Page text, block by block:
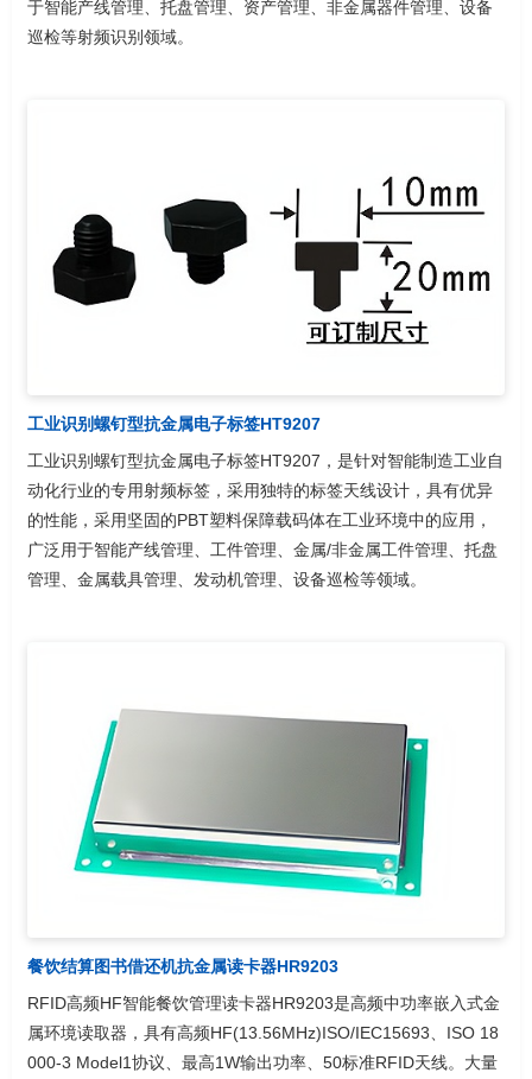
于智能产线管理、托盘管理、资产管理、非金属器件管理、设备
巡检等射频识别领域。
工业识别螺钉型抗金属电子标签HT9207
工业识别螺钉型抗金属电子标签HT9207，是针对智能制造工业自
动化行业的专用射频标签，采用独特的标签天线设计，具有优异
的性能，采用坚固的PBT塑料保障载码体在工业环境中的应用，
广泛用于智能产线管理、工件管理、金属/非金属工件管理、托盘
管理、金属载具管理、发动机管理、设备巡检等领域。
餐饮结算图书借还机抗金属读卡器HR9203
RFID高频HF智能餐饮管理读卡器HR9203是高频中功率嵌入式金
属环境读取器，具有高频HF(13.56MHz)ISO/IEC15693、ISO 18
000-3 Model1协议、最高1W输出功率、50标准RFID天线。大量